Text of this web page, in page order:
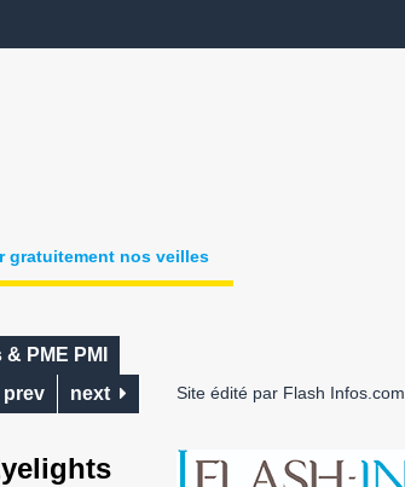
gratuitement nos veilles
PME PMI
prev
next Site édité par Flash Infos.com